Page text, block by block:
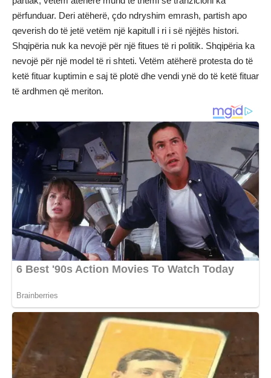
përfunduar. Deri atëherë, çdo ndryshim emrash, partish apo
qeverish do të jetë vetëm një kapitull i ri i së njëjtës histori.
Shqipëria nuk ka nevojë për një fitues të ri politik. Shqipëria ka
nevojë për një model të ri shteti. Vetëm atëherë protesta do të
ketë fituar kuptimin e saj të plotë dhe vendi ynë do të ketë fituar
të ardhmen që meriton.